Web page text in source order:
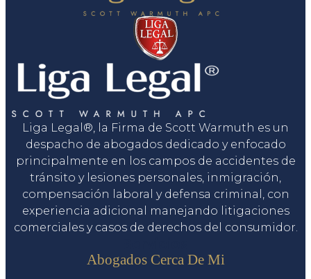
Liga Legal®, la Firma de Scott Warmuth es un
despacho de abogados dedicado y enfocado
principalmente en los campos de accidentes de
tránsito y lesiones personales, inmigración,
compensación laboral y defensa criminal, con
experiencia adicional manejando litigaciones
comerciales y casos de derechos del consumidor.
Abogados Cerca De Mi